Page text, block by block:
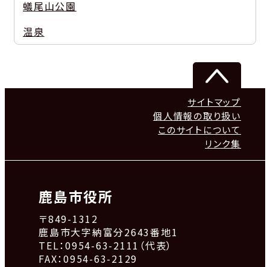
蟻尾山公園
温泉
サイトマップ
個人情報の取り扱い
このサイトについて
リンク集
鹿島市役所
〒849-1312
鹿島市大字納富分2643番地1
TEL：0954-63-2111（代表）
FAX：0954-63-2129